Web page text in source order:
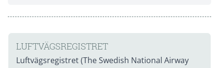
LUFTVÄGSREGISTRET
Luftvägsregistret (The Swedish National Airway